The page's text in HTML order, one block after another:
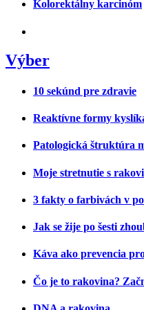
Kolorektálny karcinóm
Výber
10 sekúnd pre zdravie
Reaktívne formy
Patologická štruktúra
Moje stretnutie s
3 fakty o farbivách v
Jak se žije po šesti
Káva ako prevencia
Čo je to rakovina?